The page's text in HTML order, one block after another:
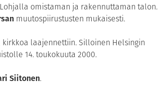
omistaman ja rakennuttaman talon.
muutospiirustusten mukaisesti.
kirkkoa laajennettiin. Silloinen Helsingin
14. toukokuuta 2000.
Siitonen.